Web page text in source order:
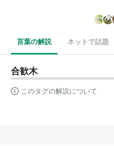
言葉の解説 ネットで話題
合歓木
このタグの解説について